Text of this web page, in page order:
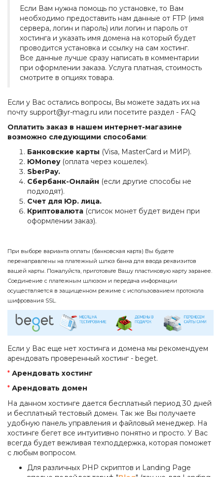
Если Вам нужна помощь по установке, то Вам
необходимо предоставить нам данные от FTP (имя
сервера, логин и пароль) или логин и пароль от
хостинга и указать имя домена на который будет
проводится установка и ссылку на сам хостинг.
Все данные лучше сразу написать в комментарии
при оформлении заказа. Услуга платная, стоимость
смотрите в опциях товара.
Если у Вас остались вопросы, Вы можете задать их на
почту support@yr-mag.ru или посетите раздел - FAQ
Оплатить заказ в нашем интернет-магазине
возможно следующими способами:
Банковские карты (Visa, MasterCard и МИР).
ЮMoney(оплата через кошелек).
SberPay.
Сбербанк-Онлайн (если другие способы не
подходят).
Счет для Юр. лица.
Криптовалюта (список монет будет виден при
оформлении заказ).
При выборе варианта оплаты (банковская карта) Вы будете
перенаправлены на платежный шлюз банка для ввода реквизитов
вашей карты. Пожалуйста, приготовьте Вашу пластиковую карту заранее.
Соединение с платежным шлюзом и передача информации
осуществляется в защищенном режиме с использованием протокола
шифрования SSL.
Если у Вас еще нет хостинга и домена мы рекомендуем
арендовать проверенный хостинг - beget.
* Арендовать хостинг
* Арендовать домен
На данном хостинге дается бесплатный период 30 дней
и бесплатный тестовый домен. Так же Вы получаете
удобную панель управления и файловый менеджер. На
хостинге бегет все интуитивно понятно и просто. У Вас
всегда будет вежливая техподдержка, которая поможет
с любым вопросом.
Для различных PHP скриптов и Landing Page